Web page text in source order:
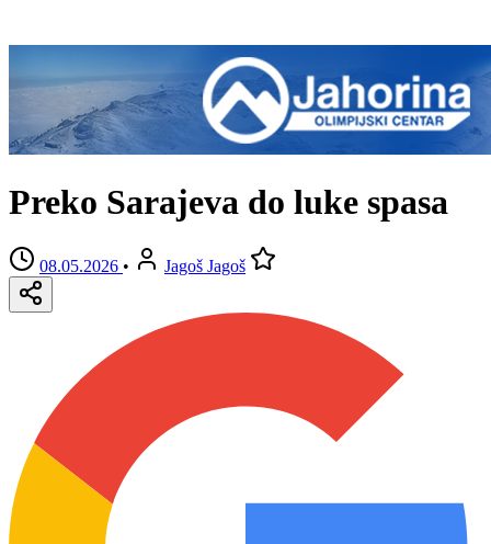
Preko Sarajeva do luke spasa
08.05.2026 • Jagoš Jagoš